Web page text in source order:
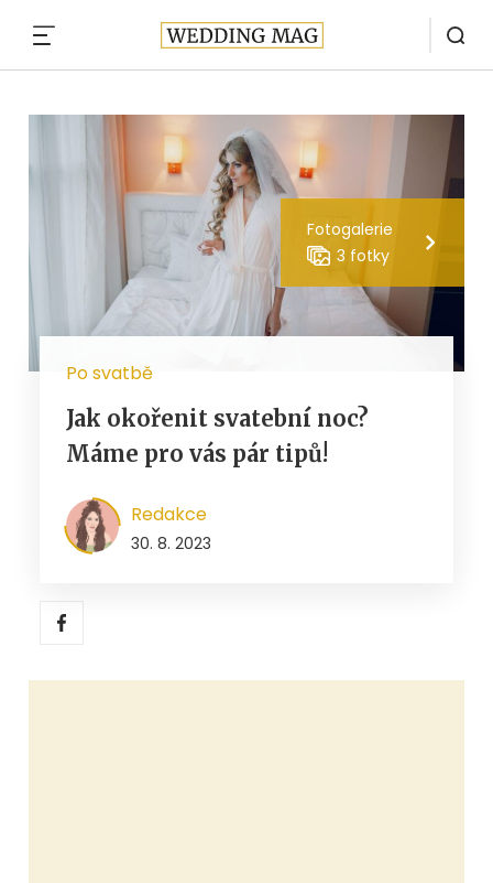
Fotogalerie
3 fotky
Po svatbě
Jak okořenit svatební noc?
Máme pro vás pár tipů!
Redakce
30. 8. 2023